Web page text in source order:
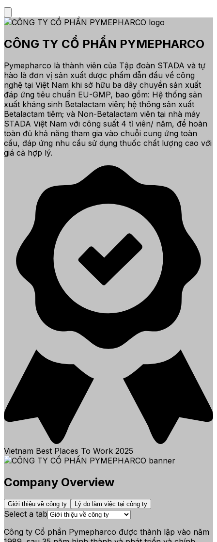
CÔNG TY CỔ PHẨN PYMEPHARCO
Pymepharco là thành viên của Tập đoàn STADA và tự
hào là đơn vị sản xuất dược phẩm dẫn đầu về công
nghệ tại Việt Nam khi sở hữu ba dây chuyền sản xuất
đáp ứng tiêu chuẩn EU-GMP, bao gồm: Hệ thống sản
xuất kháng sinh Betalactam viên; hệ thông sản xuất
Betalactam tiêm; và Non-Betalactam viên tại nhà máy
STADA Việt Nam với công suất 4 tỉ viên/ năm, để hoàn
toàn đủ khả năng tham gia vào chuỗi cung ứng toàn
cầu, đáp ứng nhu cầu sử dụng thuốc chất lượng cao với
giá cả hợp lý.
Vietnam Best Places To Work 2025
Company Overview
Giới thiệu về công ty Lý do làm việc tại công ty
Select a tab
Công ty Cổ phần Pymepharco được thành lập vào năm